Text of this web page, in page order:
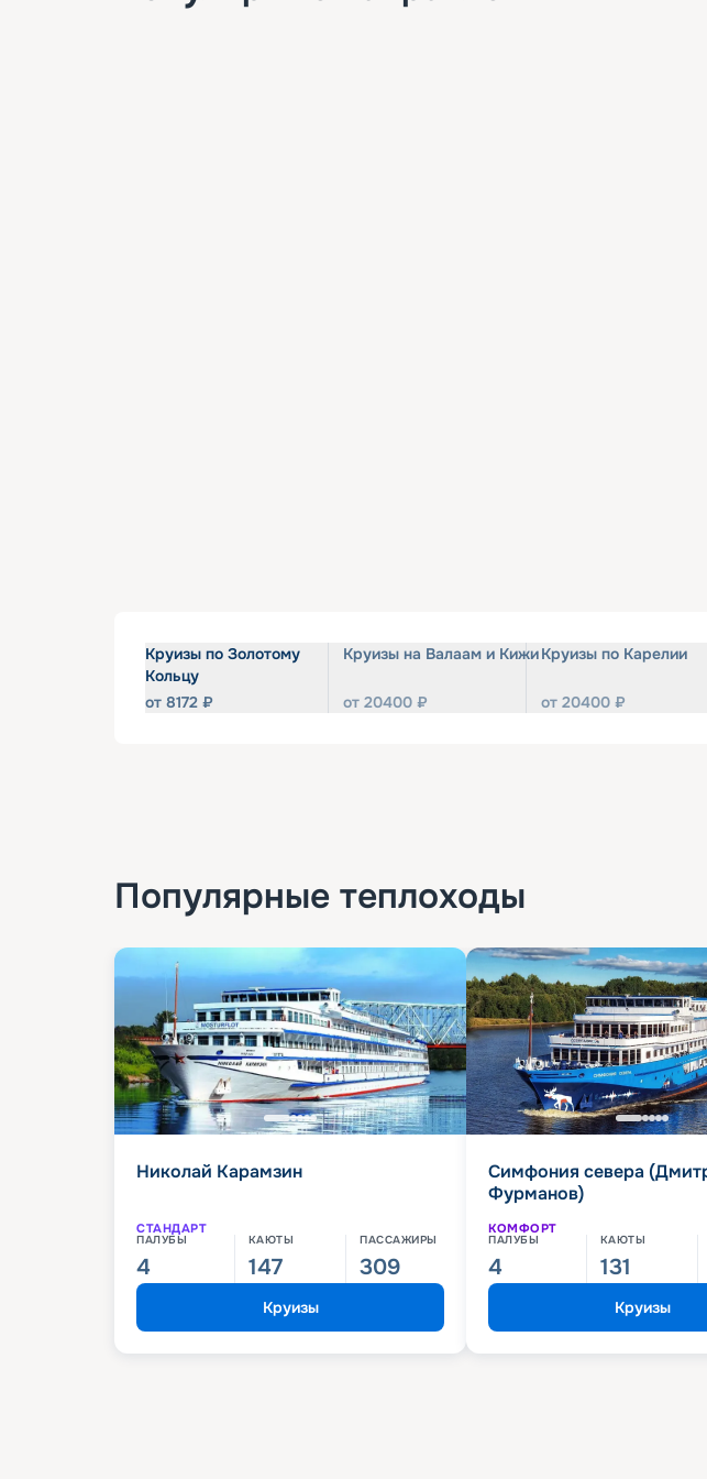
Круизы по Золотому
Кольцу
от 8172 ₽
Круизы на Валаам и Кижи
от 20400 ₽
Круизы по Карелии
от 20400 ₽
Популярные теплоходы
Николай Карамзин
СТАНДАРТ
ПАЛУБЫ
4
КАЮТЫ
147
ПАССАЖИРЫ
309
Круизы
Симфония севера
Фурманов)
КОМФОРТ
ПАЛУБЫ
4
КАЮТЫ
131
Круизы